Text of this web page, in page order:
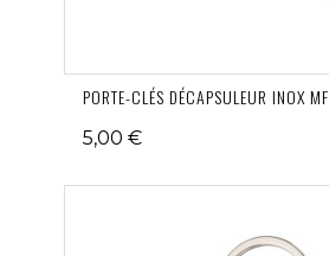
PORTE-CLÉS DÉCAPSULEUR INOX MF
5,00 €